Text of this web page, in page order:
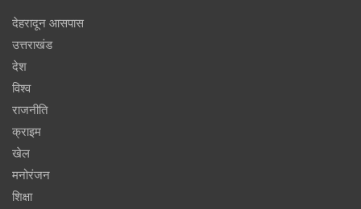
देहरादून आसपास
उत्तराखंड
देश
विश्व
राजनीति
क्राइम
खेल
मनोरंजन
शिक्षा